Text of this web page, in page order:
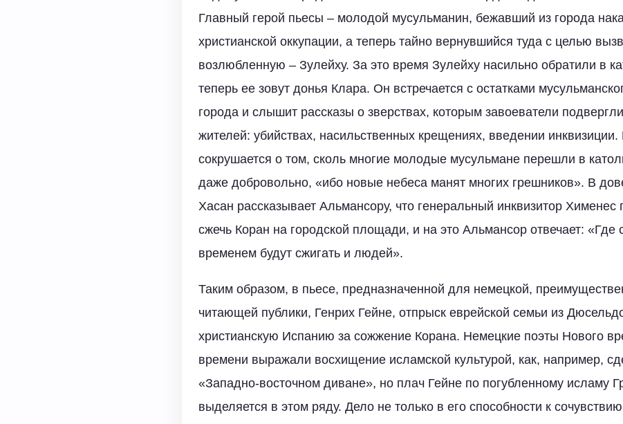
Главный герой пьесы – молодой мусульманин, бежавший из города
христианской оккупации, а теперь тайно вернувшийся туда с целью
возлюбленную – Зулейху. За это время Зулейху насильно обратили в
теперь ее зовут донья Клара. Он встречается с остатками
города и слышит рассказы о зверствах, которым завоеватели
жителей: убийствах, насильственных крещениях, введении инквизиции.
сокрушается о том, сколь многие молодые мусульмане перешли в
даже добровольно, «ибо новые небеса манят многих грешников». В
Хасан рассказывает Альмансору, что генеральный инквизитор Хименес
сжечь Коран на городской площади, и на это Альмансор отвечает: «Где
временем будут сжигать и людей».
Таким образом, в пьесе, предназначенной для немецкой,
читающей публики, Генрих Гейне, отпрыск еврейской семьи из
христианскую Испанию за сожжение Корана. Немецкие поэты Нового
времени выражали восхищение исламской культурой, как, например,
«Западно-восточном диване», но плач Гейне по погубленному исламу
выделяется в этом ряду. Дело не только в его способности к